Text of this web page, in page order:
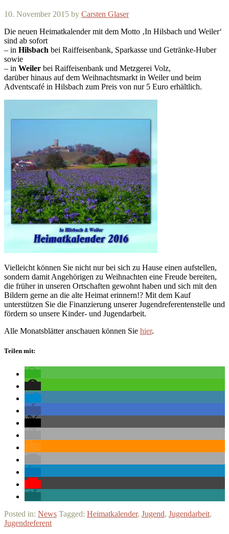
10. November 2015 by Carsten Glaser
Die neuen Heimatkalender mit dem Motto ‚In Hilsbach und Weiler‘
sind ab sofort
– in Hilsbach bei Raiffeisenbank, Sparkasse und Getränke-Huber
sowie
– in Weiler bei Raiffeisenbank und Metzgerei Volz,
darüber hinaus auf dem Weihnachtsmarkt in Weiler und beim
Adventscafé in Hilsbach zum Preis von nur 5 Euro erhältlich.
Vielleicht können Sie nicht nur bei sich zu Hause einen aufstellen,
sondern damit Angehörigen zu Weihnachten eine Freude bereiten,
die früher in unseren Ortschaften gewohnt haben und sich mit den
Bildern gerne an die alte Heimat erinnern!? Mit dem Kauf
unterstützen Sie die Finanzierung unserer Jugendreferentenstelle und
fördern so unsere Kinder- und Jugendarbeit.
Alle Monatsblätter anschauen können Sie hier.
Teilen mit:
Posted in: News Tagged: Heimatkalender, Jugend, Jugendarbeit,
Jugendreferent